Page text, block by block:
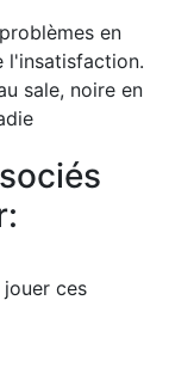
en
l'insatisfaction.
sale, noire en
ces